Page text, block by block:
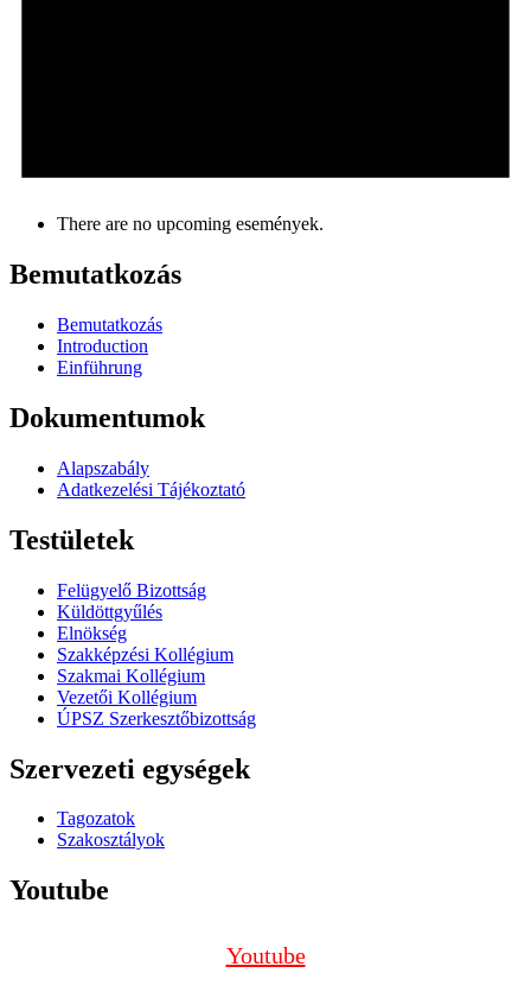
There are no upcoming események.
Bemutatkozás
Bemutatkozás
Introduction
Einführung
Dokumentumok
Alapszabály
Adatkezelési Tájékoztató
Testületek
Felügyelő Bizottság
Küldöttgyűlés
Elnökség
Szakképzési Kollégium
Szakmai Kollégium
Vezetői Kollégium
ÚPSZ Szerkesztőbizottság
Szervezeti egységek
Tagozatok
Szakosztályok
Youtube
Youtube